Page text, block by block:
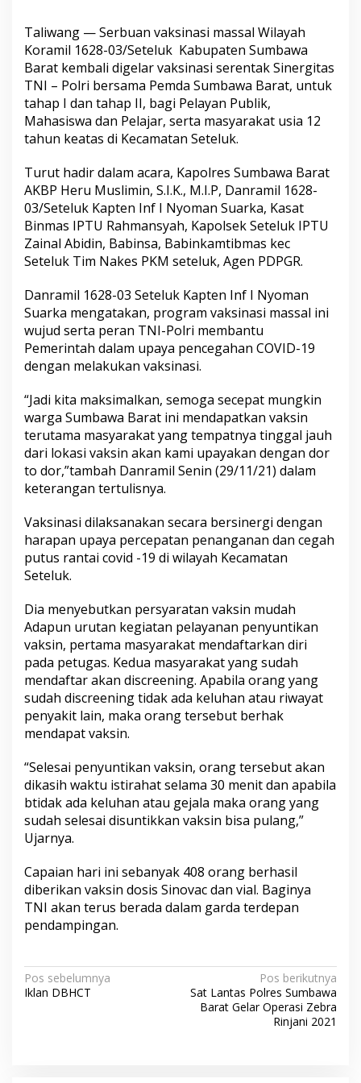
Taliwang — Serbuan vaksinasi massal Wilayah
Koramil 1628-03/Seteluk Kabupaten Sumbawa
Barat kembali digelar vaksinasi serentak Sinergitas
TNI – Polri bersama Pemda Sumbawa Barat, untuk
tahap I dan tahap II, bagi Pelayan Publik,
Mahasiswa dan Pelajar, serta masyarakat usia 12
tahun keatas di Kecamatan Seteluk.
Turut hadir dalam acara, Kapolres Sumbawa Barat
AKBP Heru Muslimin, S.I.K., M.I.P, Danramil 1628-
03/Seteluk Kapten Inf I Nyoman Suarka, Kasat
Binmas IPTU Rahmansyah, Kapolsek Seteluk IPTU
Zainal Abidin, Babinsa, Babinkamtibmas kec
Seteluk Tim Nakes PKM seteluk, Agen PDPGR.
Danramil 1628-03 Seteluk Kapten Inf I Nyoman
Suarka mengatakan, program vaksinasi massal ini
wujud serta peran TNI-Polri membantu
Pemerintah dalam upaya pencegahan COVID-19
dengan melakukan vaksinasi.
“Jadi kita maksimalkan, semoga secepat mungkin
warga Sumbawa Barat ini mendapatkan vaksin
terutama masyarakat yang tempatnya tinggal jauh
dari lokasi vaksin akan kami upayakan dengan dor
to dor,”tambah Danramil Senin (29/11/21) dalam
keterangan tertulisnya.
Vaksinasi dilaksanakan secara bersinergi dengan
harapan upaya percepatan penanganan dan cegah
putus rantai covid -19 di wilayah Kecamatan
Seteluk.
Dia menyebutkan persyaratan vaksin mudah
Adapun urutan kegiatan pelayanan penyuntikan
vaksin, pertama masyarakat mendaftarkan diri
pada petugas. Kedua masyarakat yang sudah
mendaftar akan discreening. Apabila orang yang
sudah discreening tidak ada keluhan atau riwayat
penyakit lain, maka orang tersebut berhak
mendapat vaksin.
“Selesai penyuntikan vaksin, orang tersebut akan
dikasih waktu istirahat selama 30 menit dan apabila
btidak ada keluhan atau gejala maka orang yang
sudah selesai disuntikkan vaksin bisa pulang,”
Ujarnya.
Capaian hari ini sebanyak 408 orang berhasil
diberikan vaksin dosis Sinovac dan vial. Baginya
TNI akan terus berada dalam garda terdepan
pendampingan.
N
a
Pos sebelumnya
Iklan DBHCT
Pos berikutnya
Sat Lantas Polres Sumbawa
Barat Gelar Operasi Zebra
Rinjani 2021